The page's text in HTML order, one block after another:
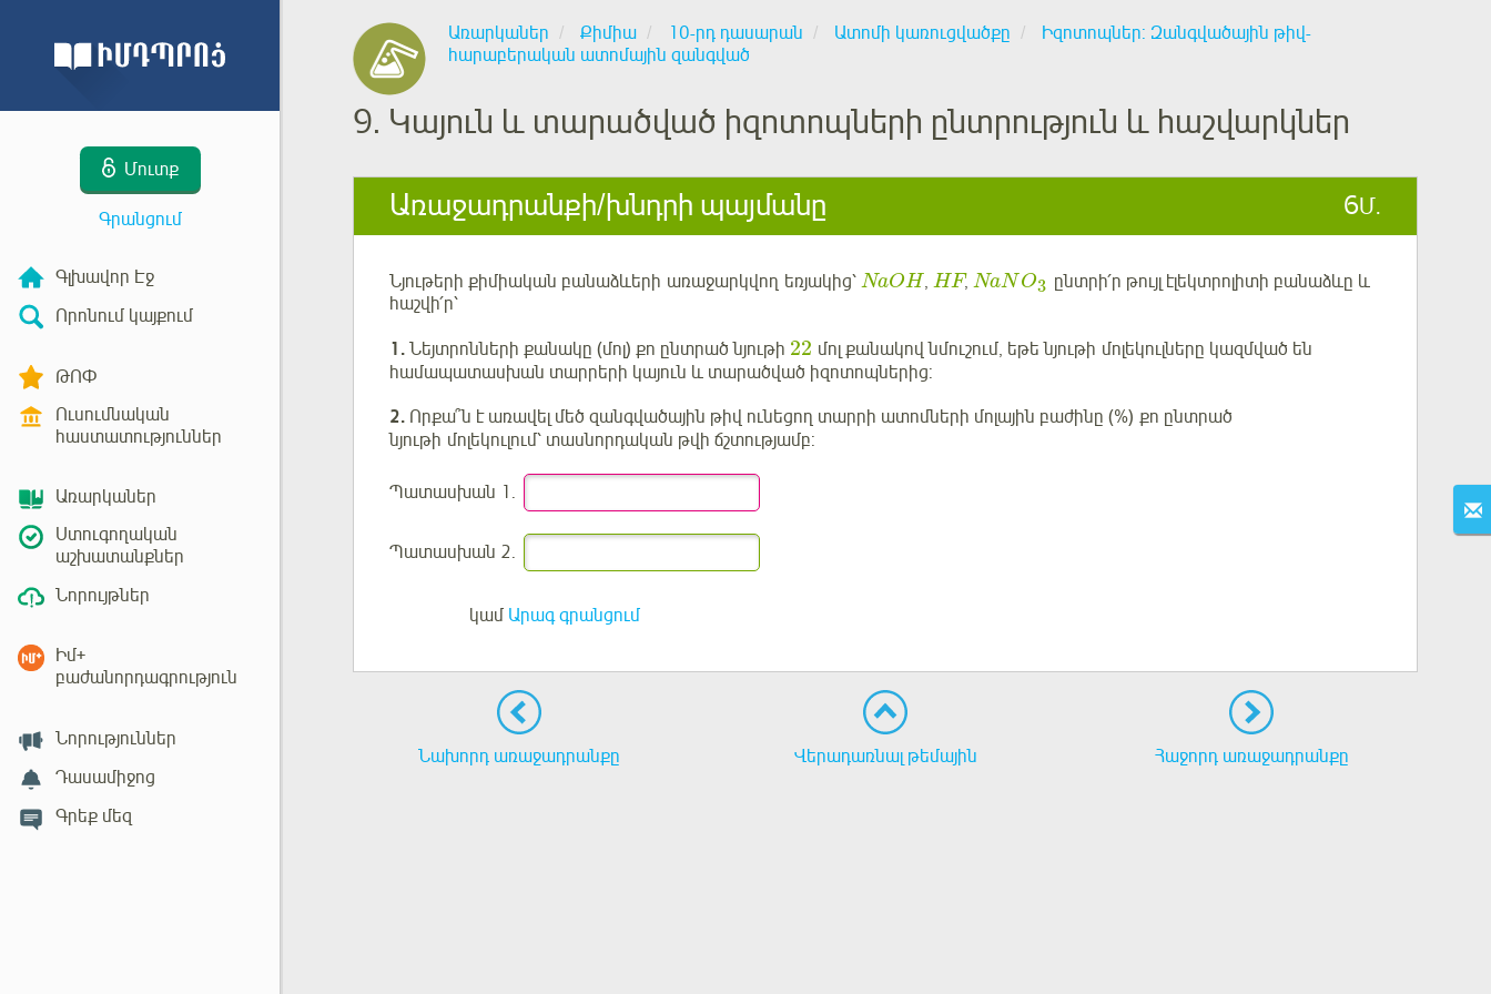
Մուտք
Գրանցում
Գլխավոր Էջ
Որոնում կայքում
ԹՈՓ
Ուսումնական
հաստատություններ
Առարկաներ
Ստուգողական
աշխատանքներ
Նորույթներ
Իմ+
բաժանորդագրություն
Նորություններ
Դասամիջոց
Գրեք մեզ
Առարկաներ Քիմիա 10-րդ դասարան Ատոմի կառուցվածքը
Իզոտոպներ: Զանգվածային թիվ-
հարաբերական ատոմային զանգված
9. Կայուն և տարածված իզոտոպների ընտրություն և հաշվարկներ
Առաջադրանքի/խնդրի պայմանը 6Մ.
Նյութերի քիմիական բանաձևերի առաջարկվող եռյակից՝ NaOH, HF,NaN O3 ընտրի՛ր թույլ էլեկտրոլիտի բանաձևը և
հաշվի՛ր՝
1. Նեյտրոնների քանակը (մոլ) քո ընտրած նյութի 22 մոլ քանակով նմուշում, եթե նյութի մոլեկուլները կազմված են
համապատասխան տարրերի կայուն և տարածված իզոտոպներից:
2. Որքա՞ն է առավել մեծ զանգվածային թիվ ունեցող տարրի ատոմների մոլային բաժինը (%) քո ընտրած
նյութի մոլեկուլում՝ տասնորդական թվի ճշտությամբ:
Պատասխան 1.
Պատասխան 2.
կամ Արագ գրանցում
Նախորդ առաջադրանքը Վերադառնալ թեմային Հաջորդ առաջադրանքը